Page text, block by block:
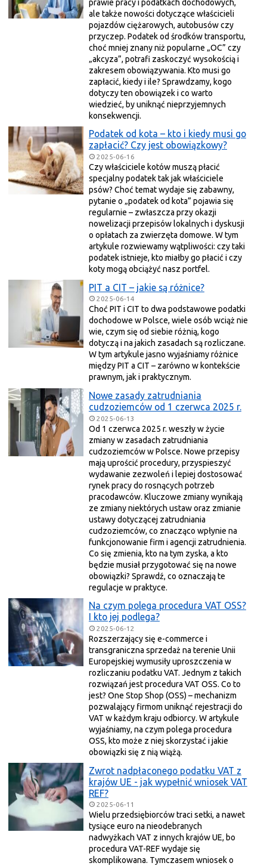
prawie pracy i podatkach dochodowych,
ale także nowości dotyczące właścicieli
pojazdów ciężarowych, autobusów czy
przyczep. Podatek od środków transportu,
choć mniej znany niż popularne „OC” czy
„akcyza”, potrafi zaskoczyć wysokością i
zakresem obowiązywania. Kto musi go
zapłacić, kiedy i ile? Sprawdzamy, kogo
dotyczy ten obowiązek i co warto
wiedzieć, by uniknąć nieprzyjemnych
konsekwencji.
Podatek od kota – kto i kiedy musi go
zapłacić? Czy jest obowiązkowy?
2025-06-16
Czy właściciele kotów muszą płacić
specjalny podatek tak jak właściciele
psów? Choć temat wydaje się zabawny,
pytanie o „podatek od kota” pojawia się
regularnie – zwłaszcza przy okazji
nowelizacji przepisów lokalnych i dyskusji
o opłatach za zwierzęta domowe. W tym
artykule rozwiewamy wątpliwości: czy taki
podatek istnieje, kto miałby go płacić i czy
koty mogą obciążyć nasz portfel.
PIT a CIT – jakie są różnice?
2025-06-14
Choć PIT i CIT to dwa podstawowe podatki
dochodowe w Polsce, wiele osób wciąż nie
wie, czym się od siebie różnią, kogo
dotyczą i na jakich zasadach są rozliczane.
W tym artykule jasno wyjaśniamy różnice
między PIT a CIT – zarówno w kontekście
prawnym, jak i praktycznym.
Nowe zasady zatrudniania
cudzoziemców od 1 czerwca 2025 r.
2025-06-13
Od 1 czerwca 2025 r. weszły w życie
zmiany w zasadach zatrudniania
cudzoziemców w Polsce. Nowe przepisy
mają uprościć procedury, przyspieszyć
wydawanie zezwoleń i lepiej dostosować
rynek pracy do rosnących potrzeb
pracodawców. Kluczowe zmiany wynikają
ze zmiany niektórych ustaw oraz zmianie
ustawy dotyczącej zatrudniania
cudzoziemców, co znacząco wpłynie na
funkcjonowanie firm i agencji zatrudnienia.
Co się zmienia, kto na tym zyska, a kto
będzie musiał przygotować się na nowe
obowiązki? Sprawdź, co oznaczają te
regulacje w praktyce.
Na czym polega procedura VAT OSS?
I kto jej podlega?
2025-06-12
Rozszerzający się e-commerce i
transgraniczna sprzedaż na terenie Unii
Europejskiej wymusiły uproszczenia w
rozliczaniu podatku VAT. Jednym z takich
rozwiązań jest procedura VAT OSS. Co to
jest? One Stop Shop (OSS) – mechanizm
pozwalający firmom uniknąć rejestracji do
VAT w każdym kraju odbiorcy. W artykule
wyjaśniamy, na czym polega procedura
OSS, kto może z niej skorzystać i jakie
obowiązki się z nią wiążą.
Zwrot nadpłaconego podatku VAT z
krajów UE - jak wypełnić wniosek VAT
REF?
2025-06-11
Wielu przedsiębiorców traci setki, a nawet
tysiące euro na nieodebranych
nadwyżkach VAT z innych krajów UE, bo
procedura VAT-REF wydaje się
skomplikowana. Tymczasem wniosek o